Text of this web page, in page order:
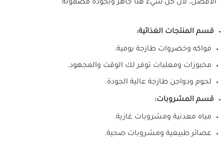
الأفضل، لأن كل شيء هنا جاهز وبجودة مضمونة
قسم المنتجات الغذائية:
فواكه وخضروات طازجة يومية.
مخبوزات ومعلبات توفر لك الوقت والمجهود.
لحوم ودواجن طازجة عالية الجودة.
قسم المشروبات:
مياه معدنية ومشروبات غازية.
عصائر طبيعية ومشروبات صحية.